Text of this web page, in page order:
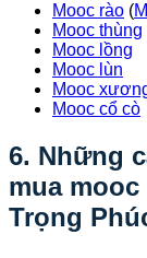
Mooc rào (
Mooc thùng
Mooc lồng
Mooc lùn
Mooc
Mooc cổ cò
6. Những
mua
Trọng